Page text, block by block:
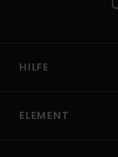
HILFE
ELEMENT